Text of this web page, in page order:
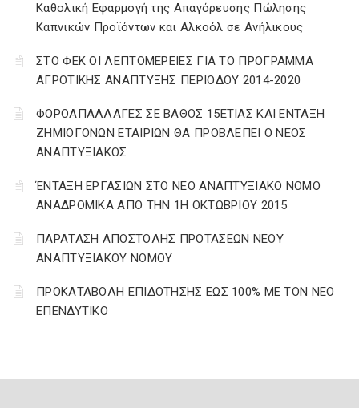
Καθολική Εφαρμογή της Απαγόρευσης Πώλησης
Καπνικών Προϊόντων και Αλκοόλ σε Ανήλικους
ΣΤΟ ΦΕΚ ΟΙ ΛΕΠΤΟΜΕΡΕΙΕΣ ΓΙΑ ΤΟ ΠΡΟΓΡΑΜΜΑ
ΑΓΡΟΤΙΚΗΣ ΑΝΑΠΤΥΞΗΣ ΠΕΡΙΟΔΟΥ 2014-2020
ΦΟΡΟΑΠΑΛΛΑΓΕΣ ΣΕ ΒΑΘΟΣ 15ΕΤΙΑΣ ΚΑΙ ΕΝΤΑΞΗ
ΖΗΜΙΟΓΟΝΩΝ ΕΤΑΙΡΙΩΝ ΘΑ ΠΡΟΒΛΕΠΕΙ Ο ΝΕΟΣ
ΑΝΑΠΤΥΞΙΑΚΟΣ
ΈΝΤΑΞΗ ΕΡΓΑΣΙΩΝ ΣΤΟ ΝΕΟ ΑΝΑΠΤΥΞΙΑΚΟ ΝΟΜΟ
ΑΝΑΔΡΟΜΙΚΑ ΑΠΟ ΤΗΝ 1Η ΟΚΤΩΒΡΙΟΥ 2015
ΠΑΡΑΤΑΣΗ ΑΠΟΣΤΟΛΗΣ ΠΡΟΤΑΣΕΩΝ ΝΕΟΥ
ΑΝΑΠΤΥΞΙΑΚΟΥ ΝΟΜΟΥ
ΠΡΟΚΑΤΑΒΟΛΗ ΕΠΙΔΟΤΗΣΗΣ ΕΩΣ 100% ΜΕ ΤΟΝ ΝΕΟ
ΕΠΕΝΔΥΤΙΚΟ